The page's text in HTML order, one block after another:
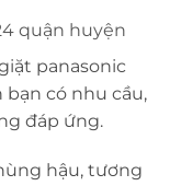
quận huyện
panasonic
bạn có nhu cầu,
đáp ứng.
hậu, tương